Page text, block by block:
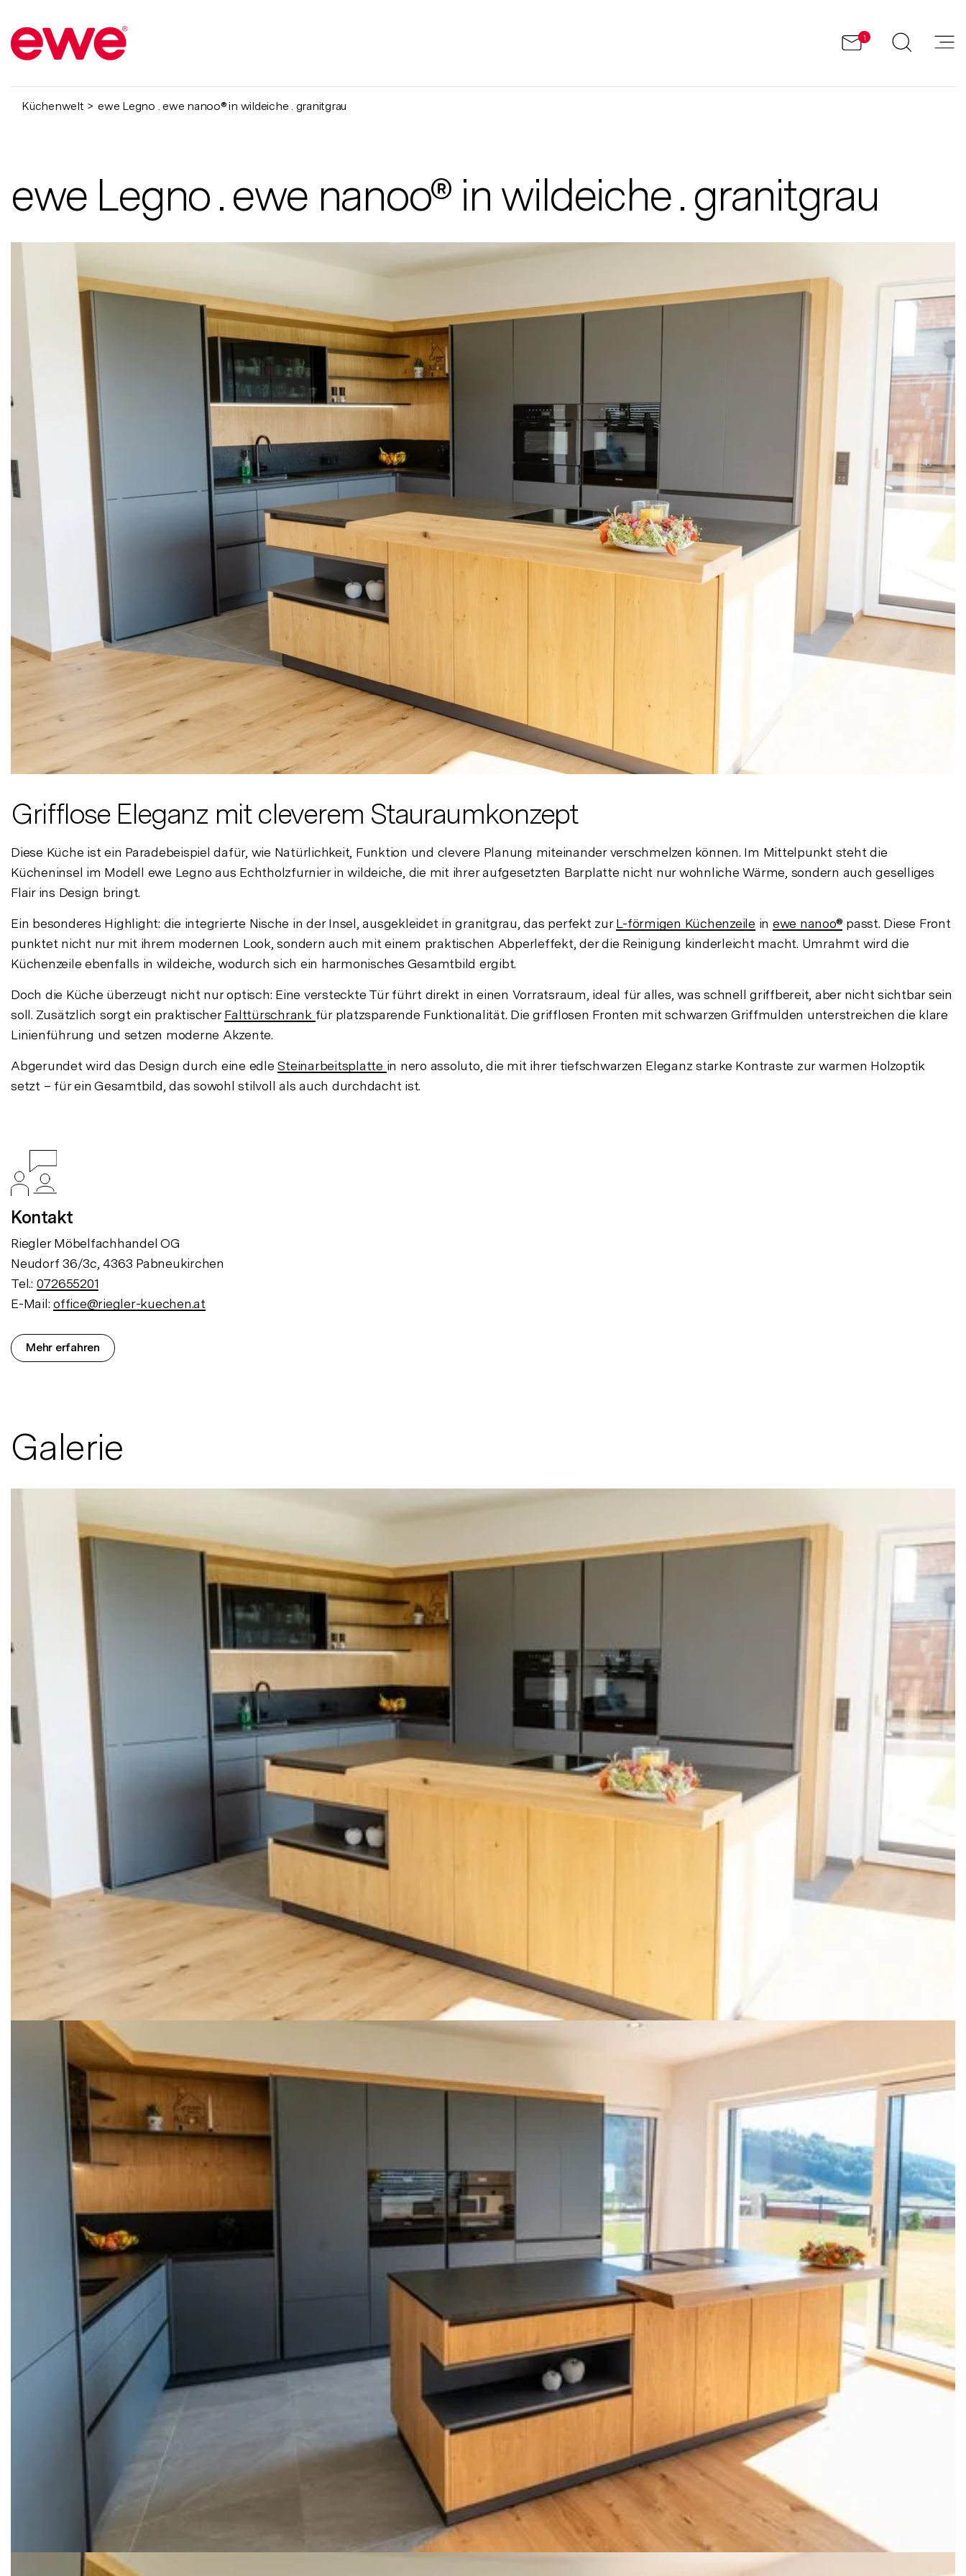
1
Küchenwelt ewe Legno . ewe nanoo® in wildeiche . granitgrau
ewe Legno . ewe nanoo® in wildeiche . granitgrau
Grifflose Eleganz mit cleverem Stauraumkonzept
Diese Küche ist ein Paradebeispiel dafür, wie Natürlichkeit, Funktion und clevere Planung miteinander verschmelzen können. Im Mittelpunkt steht die
Kücheninsel im Modell ewe Legno aus Echtholzfurnier in wildeiche, die mit ihrer aufgesetzten Barplatte nicht nur wohnliche Wärme, sondern auch geselliges
Flair ins Design bringt.
Ein besonderes Highlight: die integrierte Nische in der Insel, ausgekleidet in granitgrau, das perfekt zurL-förmigen Küchenzeile in ewe nanoo® passt. Diese Front
punktet nicht nur mit ihrem modernen Look, sondern auch mit einem praktischen Abperleffekt, der die Reinigung kinderleicht macht. Umrahmt wird die
Küchenzeile ebenfalls in wildeiche, wodurch sich ein harmonisches Gesamtbild ergibt.
Doch die Küche überzeugt nicht nur optisch: Eine versteckte Tür führt direkt in einen Vorratsraum, ideal für alles, was schnell griffbereit, aber nicht sichtbar sein
soll. Zusätzlich sorgt ein praktischerFalttürschrank für platzsparende Funktionalität. Die grifflosen Fronten mit schwarzen Griffmulden unterstreichen die klare
Linienführung und setzen moderne Akzente.
Abgerundet wird das Design durch eine edleSteinarbeitsplatte in nero assoluto, die mit ihrer tiefschwarzen Eleganz starke Kontraste zur warmen Holzoptik
setzt – für ein Gesamtbild, das sowohl stilvoll als auch durchdacht ist.
Kontakt
Riegler Möbelfachhandel OG
Neudorf 36/3c, 4363 Pabneukirchen
Tel.: 072655201
E-Mail: office@riegler-kuechen.at
Mehr erfahren
Galerie